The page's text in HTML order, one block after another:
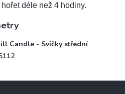
déle než 4 hodiny.
Candle - Svíčky střední